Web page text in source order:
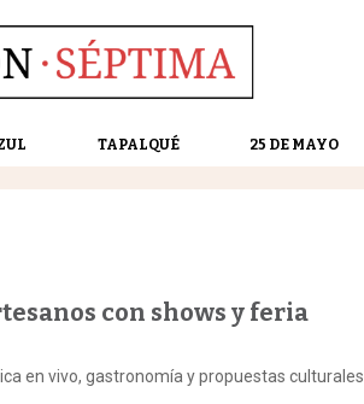
TAPALQUÉ 25 DE MAYO
con shows y feria
en vivo, gastronomía y propuestas culturales